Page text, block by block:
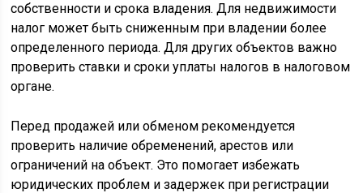
собственности и срока владения. Для недвижимости
налог может быть сниженным при владении более
определенного периода. Для других объектов важно
проверить ставки и сроки уплаты налогов в налоговом
органе.
Перед продажей или обменом рекомендуется
проверить наличие обременений, арестов или
ограничений на объект. Это помогает избежать
юридических проблем и задержек при регистрации